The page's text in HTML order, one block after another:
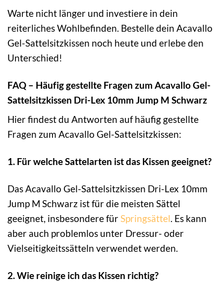
Warte nicht länger und investiere in dein
reiterliches Wohlbefinden. Bestelle dein Acavallo
Gel-Sattelsitzkissen noch heute und erlebe den
Unterschied!
FAQ – Häufig gestellte Fragen zum Acavallo Gel-
Sattelsitzkissen Dri-Lex 10mm Jump M Schwarz
Hier findest du Antworten auf häufig gestellte
Fragen zum Acavallo Gel-Sattelsitzkissen:
1. Für welche Sattelarten ist das Kissen geeignet?
Das Acavallo Gel-Sattelsitzkissen Dri-Lex 10mm
Jump M Schwarz ist für die meisten Sättel
geeignet, insbesondere fürSpringsättel. Es kann
aber auch problemlos unter Dressur- oder
Vielseitigkeitssätteln verwendet werden.
2. Wie reinige ich das Kissen richtig?